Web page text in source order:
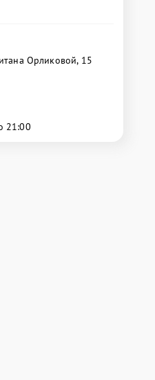
Орликовой, 15
21:00